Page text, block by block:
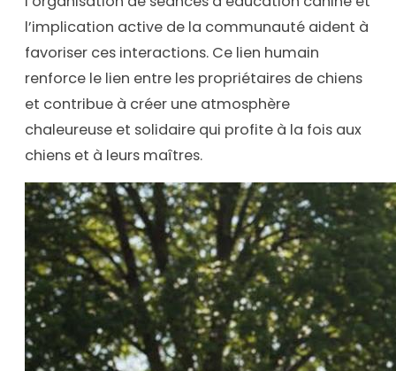
l’implication active de la communauté aident à
favoriser ces interactions. Ce lien humain
renforce le lien entre les propriétaires de chiens
et contribue à créer une atmosphère
chaleureuse et solidaire qui profite à la fois aux
chiens et à leurs maîtres.